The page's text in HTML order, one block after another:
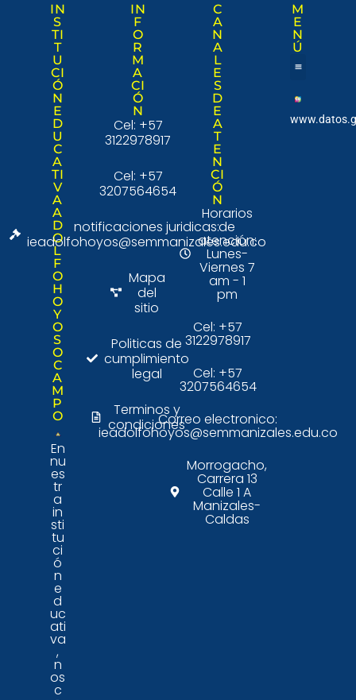
IN
S
TI
T
U
CI
Ó
N
E
D
U
C
A
TI
V
A
A
D
O
L
F
O
H
O
Y
O
S
O
C
A
M
P
O
En
nu
es
tr
a
in
sti
tu
ci
ó
n
e
d
uc
ati
va
,
n
os
c
IN
F
O
R
M
A
CI
Ó
N
Cel: +57
3122978917
Cel: +57
3207564654
notificaciones juridicas:
ieadolfohoyos@semmanizales.edu.co
Mapa
del
sitio
Politicas de
cumplimiento
legal
Terminos y
condiciones
C
A
N
A
L
E
S
D
E
A
T
E
N
CI
Ó
N
Horarios
de
atención:
Lunes-
Viernes 7
am - 1
pm
Cel: +57
3122978917
Cel: +57
3207564654
Correo electronico:
ieadolfohoyos@semmanizales.edu.co
Morrogacho,
Carrera 13
Calle 1 A
Manizales-
Caldas
M
E
N
Ú